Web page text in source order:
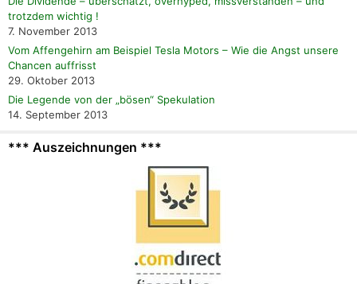
trotzdem wichtig !
7. November 2013
Vom Affengehirn am Beispiel Tesla Motors – Wie die Angst unsere
Chancen auffrisst
29. Oktober 2013
Die Legende von der „bösen“ Spekulation
14. September 2013
*** Auszeichnungen ***